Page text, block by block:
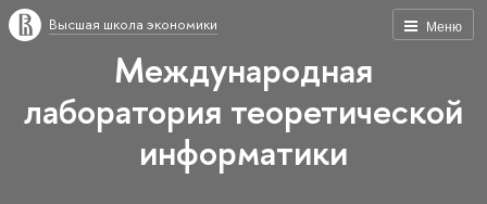
Меню
Высшая школа экономики
Международная
лаборатория теоретической
информатики